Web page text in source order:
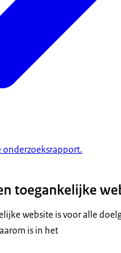
onderzoeksrapport.
toegankelijke
website is voor alle
is in het